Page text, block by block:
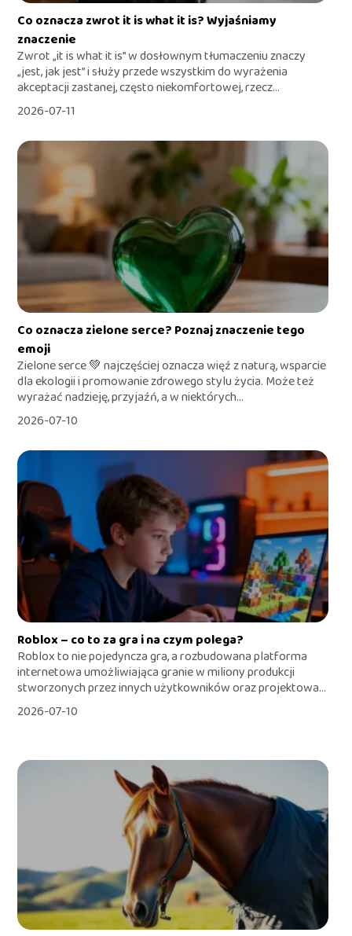
Co oznacza zwrot it is what it is? Wyjaśniamy
znaczenie
Zwrot „it is what it is” w dosłownym tłumaczeniu znaczy
„jest, jak jest” i służy przede wszystkim do wyrażenia
akceptacji zastanej, często niekomfortowej, rzecz...
2026-07-11
Co oznacza zielone serce? Poznaj znaczenie tego
emoji
Zielone serce 💚 najczęściej oznacza więź z naturą, wsparcie
dla ekologii i promowanie zdrowego stylu życia. Może też
wyrażać nadzieję, przyjaźń, a w niektórych...
2026-07-10
Roblox – co to za gra i na czym polega?
Roblox to nie pojedyncza gra, a rozbudowana platforma
internetowa umożliwiająca granie w miliony produkcji
stworzonych przez innych użytkowników oraz projektowa...
2026-07-10